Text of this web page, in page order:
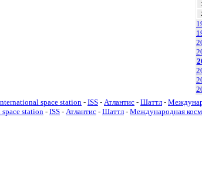
space station- ISS - Атлантис - Шаттл -
station- ISS - Атлантис - Шаттл - Международная